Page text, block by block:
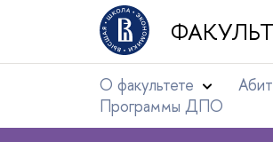
О факультете
Программы ДПО